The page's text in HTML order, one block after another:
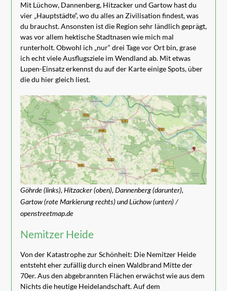
Mit Lüchow, Dannenberg, Hitzacker und Gartow hast du
vier „Hauptstädte“, wo du alles an Zivilisation findest, was
du brauchst. Ansonsten ist die Region sehr ländlich geprägt,
was vor allem hektische Stadtnasen wie mich mal
runterholt. Obwohl ich „nur“ drei Tage vor Ort bin, grase
ich echt viele Ausflugsziele im Wendland ab. Mit etwas
Lupen-Einsatz erkennst du auf der Karte einige Spots, über
die du hier gleich liest.
Göhrde (links), Hitzacker (oben), Dannenberg (darunter),
Gartow (rote Markierung rechts) und Lüchow (unten) /
openstreetmap.de
Nemitzer Heide
Von der Katastrophe zur Schönheit: Die Nemitzer Heide
entsteht eher zufällig durch einen Waldbrand Mitte der
70er. Aus den abgebrannten Flächen erwächst wie aus dem
Nichts die heutige Heidelandschaft. Auf dem